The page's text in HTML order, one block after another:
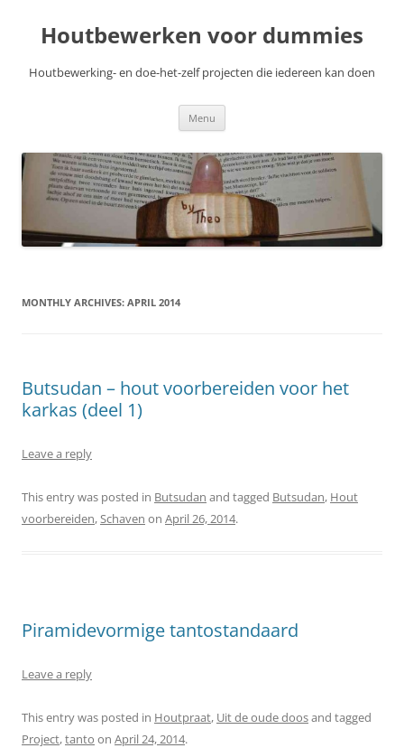
content
Houtbewerken voor dummies
Houtbewerking- en doe-het-zelf projecten die iedereen kan doen
Menu
MONTHLY ARCHIVES: APRIL 2014
Butsudan – hout voorbereiden voor het
karkas (deel 1)
Leave a reply
This entry was posted in Butsudan and tagged Butsudan, Hout
voorbereiden,Schaven on April 26, 2014.
Piramidevormige tantostandaard
Leave a reply
This entry was posted in Houtpraat, Uit de oude doosand tagged
Project,tanto on April 24, 2014.